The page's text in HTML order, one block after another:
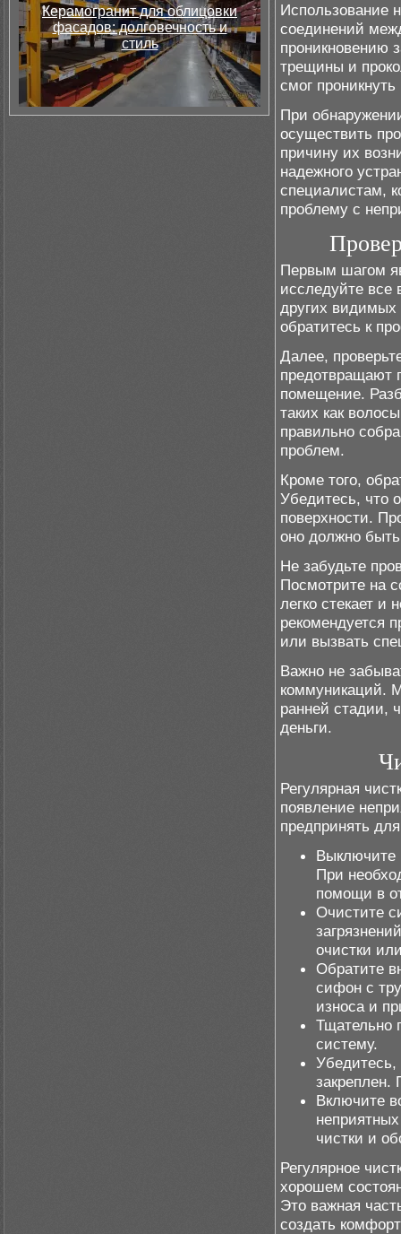
Керамогранит для облицовки
фасадов: долговечность и
стиль
Использование
соединений
проникновению
трещины и
смог
При
осуществить
причину их
надежного
специалистам,
проблему с
Первым шагом
исследуйте все
других видимых
обратитесь к
Далее,
предотвращают
помещение.
таких как
правильно
проблем.
Кроме того,
Убедитесь, что
поверхности.
оно должно
Не забудьте
Посмотрите на
легко стекает и
рекомендуется
или вызвать
Важно не
коммуникаций.
ранней стадии,
деньги.
Регулярная
появление
предпринять
Выключите
При
помощи в
Очистите
очистки
Обратите
сифон с
износа и
Тщательно
систему.
Убедитесь,
закреплен.
Включите
чистки и
Регулярное
хорошем
Это важная
создать